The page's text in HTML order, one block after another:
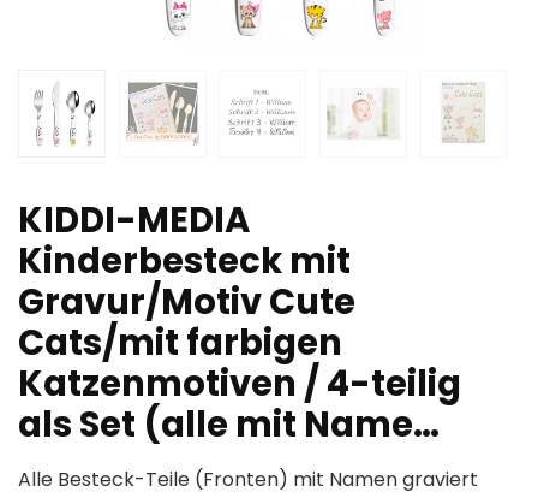
KIDDI-MEDIA
Kinderbesteck mit
Gravur/Motiv Cute
Cats/mit farbigen
Katzenmotiven / 4-teilig
als Set (alle mit Name…
Alle Besteck-Teile (Fronten) mit Namen graviert